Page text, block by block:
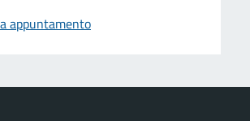
appuntamento